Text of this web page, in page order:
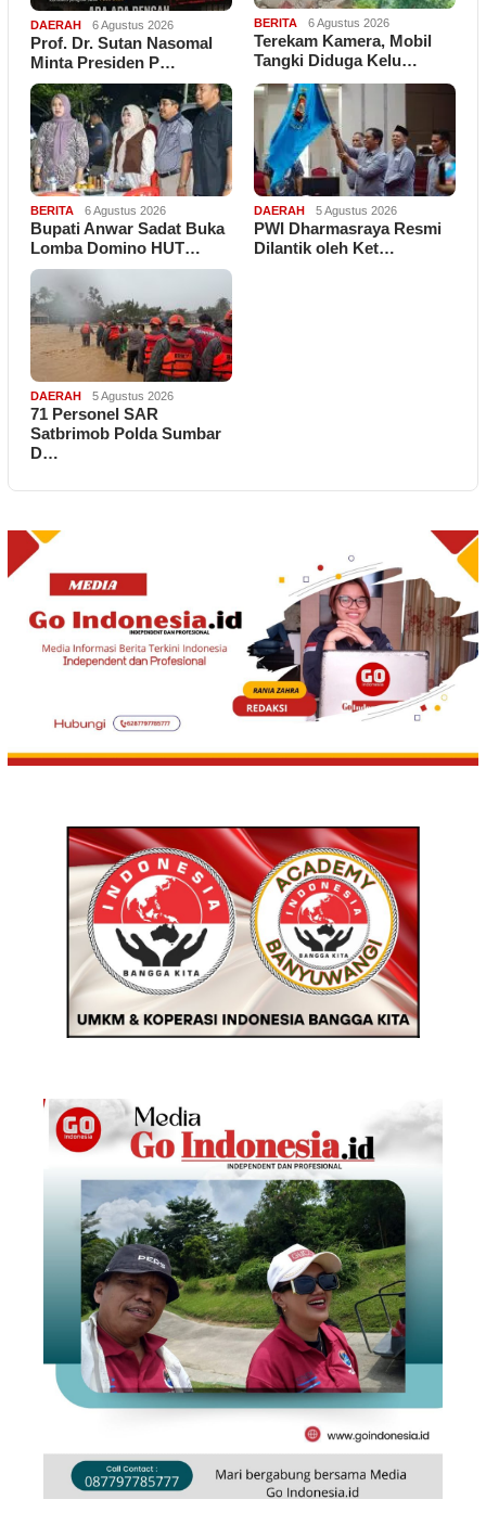
DAERAH 6 Agustus 2026
Prof. Dr. Sutan Nasomal
Minta Presiden P…
BERITA 6 Agustus 2026
Terekam Kamera, Mobil
Tangki Diduga Kelu…
BERITA 6 Agustus 2026
Bupati Anwar Sadat Buka
Lomba Domino HUT…
DAERAH 5 Agustus 2026
PWI Dharmasraya Resmi
Dilantik oleh Ket…
DAERAH 5 Agustus 2026
71 Personel SAR
Satbrimob Polda Sumbar
D…